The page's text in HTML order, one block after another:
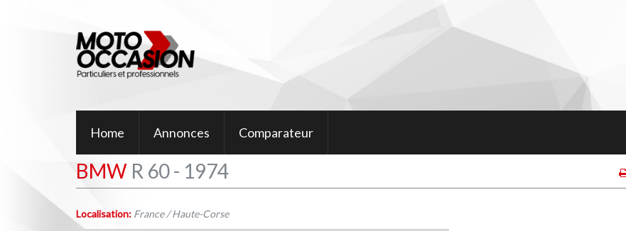
Home Annonces Comparateur
BMW R 60 - 1974
Localisation: France / Haute-Corse